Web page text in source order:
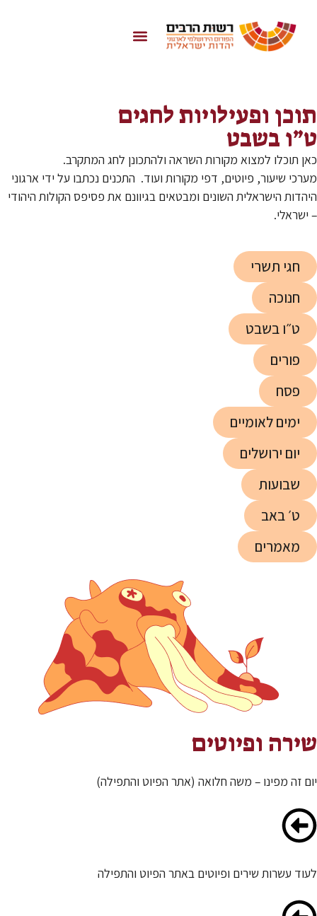
תוכן ופעילויות לחגים
ט״ו בשבט
כאן תוכלו למצוא מקורות השראה ולהתכונן לחג המתקרב.
מערכי שיעור, פיוטים, דפי מקורות ועוד. התכנים נכתבו על ידי ארגוני
היהדות הישראלית השונים ומבטאים בגיוונם את פסיפס הקולות היהודי
– ישראלי.
חגי תשרי
חנוכה
ט״ו בשבט
פורים
פסח
ימים לאומיים
יום ירושלים
שבועות
ט׳ באב
מאמרים
שירה ופיוטים
יום זה מפינו – משה חלואה (אתר הפיוט והתפילה)
לעוד עשרות שירים ופיוטים באתר הפיוט והתפילה